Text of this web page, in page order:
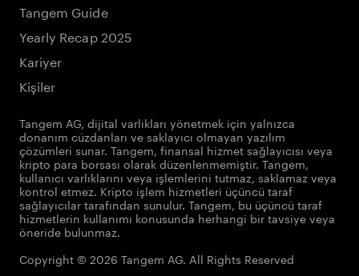
Tangem Guide
Yearly Recap 2025
Kariyer
Kişiler
Tangem AG, dijital varlıkları yönetmek için yalnızca
donanım cüzdanları ve saklayıcı olmayan yazılım
çözümleri sunar. Tangem, finansal hizmet sağlayıcısı veya
kripto para borsası olarak düzenlenmemiştir. Tangem,
kullanıcı varlıklarını veya işlemlerini tutmaz, saklamaz veya
kontrol etmez. Kripto işlem hizmetleri üçüncü taraf
sağlayıcılar tarafından sunulur. Tangem, bu üçüncü taraf
hizmetlerin kullanımı konusunda herhangi bir tavsiye veya
öneride bulunmaz.